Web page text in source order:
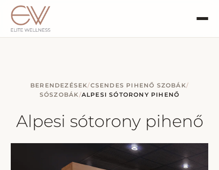
BERENDEZÉSEK/CSENDES PIHENŐ SZOBÁK/
SÓSZOBÁK/ALPESI SÓTORONY PIHENŐ
Alpesi sótorony pihenő